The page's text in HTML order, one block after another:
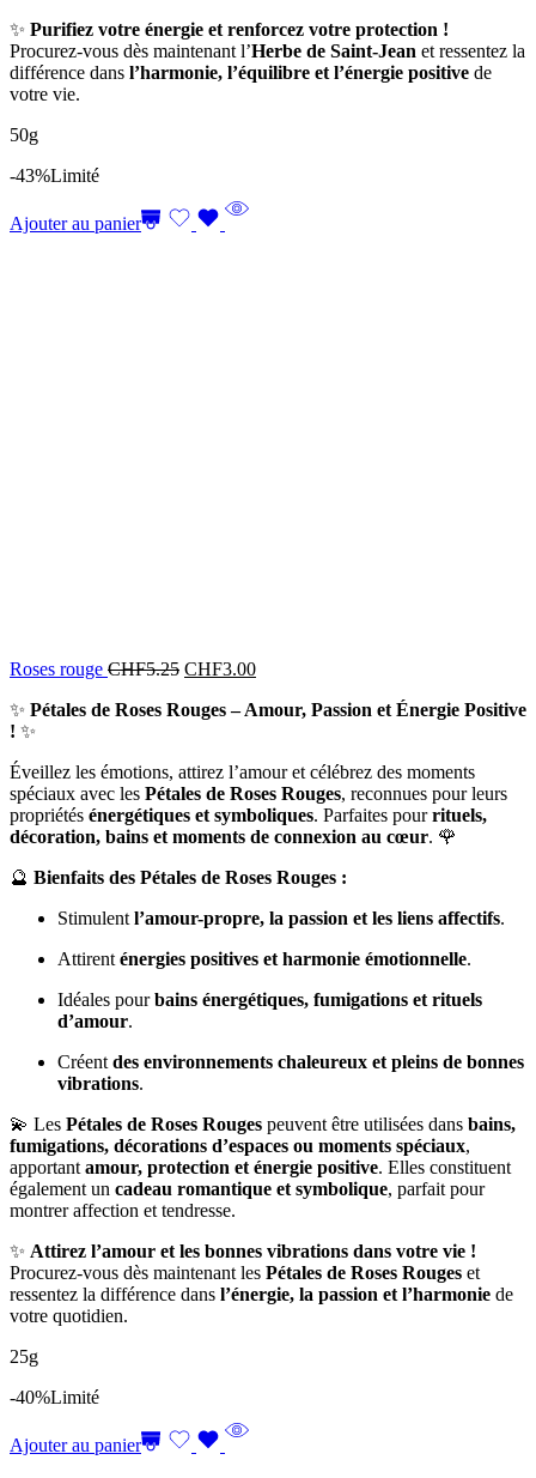
✨ Purifiez votre énergie et renforcez votre protection !
Procurez-vous dès maintenant l’Herbe de Saint-Jean et ressentez la
différence dans l’harmonie, l’équilibre et l’énergie positive de
votre vie.
50g
-43%Limité
Ajouter au panier
Roses rouge CHF5.25 CHF3.00
✨ Pétales de Roses Rouges – Amour, Passion et Énergie Positive
! ✨
Éveillez les émotions, attirez l’amour et célébrez des moments
spéciaux avec les Pétales de Roses Rouges, reconnues pour leurs
propriétés énergétiques et symboliques. Parfaites pourrituels,
décoration, bains et moments de connexion au cœur. 🌹
🔮 Bienfaits des Pétales de Roses Rouges :
Stimulent l’amour-propre, la passion et les liens affectifs.
Attirent énergies positives et harmonie émotionnelle.
Idéales pourbains énergétiques, fumigations et rituels
d’amour.
Créent des environnements chaleureux et pleins de bonnes
vibrations.
💫 Les Pétales de Roses Rouges peuvent être utilisées dans bains,
fumigations, décorations d’espaces ou moments spéciaux,
apportant amour, protection et énergie positive. Elles constituent
également un cadeau romantique et symbolique, parfait pour
montrer affection et tendresse.
✨ Attirez l’amour et les bonnes vibrations dans votre vie !
Procurez-vous dès maintenant les Pétales de Roses Rouges et
ressentez la différence dans l’énergie, la passion et l’harmonie de
votre quotidien.
25g
-40%Limité
Ajouter au panier